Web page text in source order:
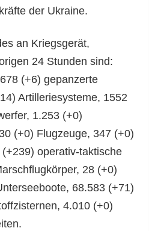
der Ukraine.
an Kriegsgerät,
24 Stunden sind:
(+6) gepanzerte
Artilleriesysteme, 1552
1.253 (+0)
(+0) Flugzeuge, 347 (+0)
operativ-taktische
28 (+0)
68.583 (+71)
4.010 (+0)